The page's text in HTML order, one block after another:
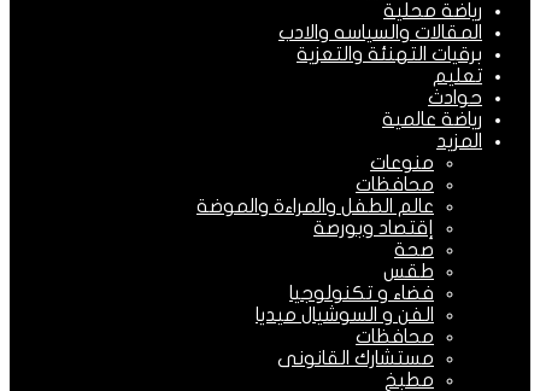
رياضة محلية
المقالات والسياسه والادب
برقيات التهنئة والتعزية
تعليم
حوادث
رياضة عالمية
المزيد
منوعات
محافظات
عالم الطفل والمراءة والموضة
إقتصاد وبورصة
صحة
طقس
فضاء و تكنولوجيا
الفن و السوشيال ميديا
محافظات
مستشارك القانونى
مطبخ